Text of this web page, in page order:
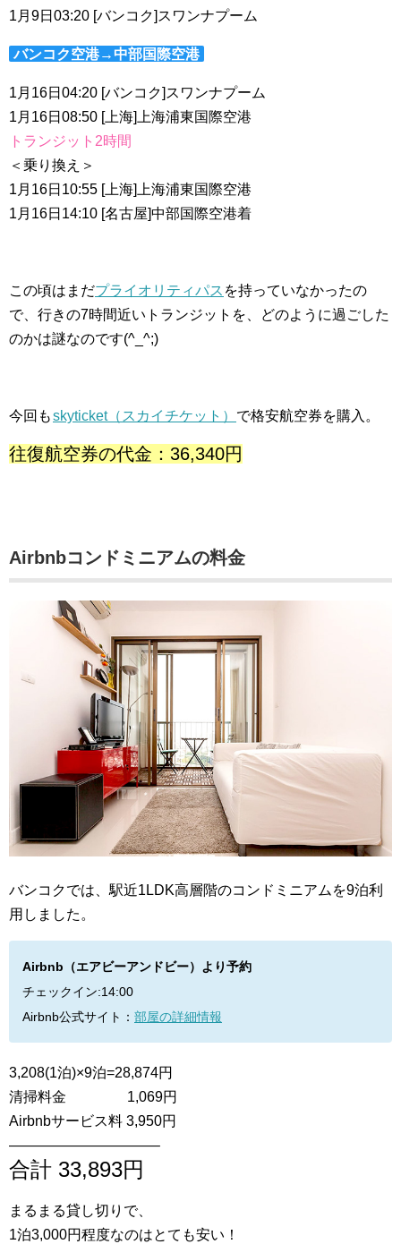
1月9日03:20 [バンコク]スワンナプーム
バンコク空港→中部国際空港
1月16日04:20 [バンコク]スワンナプーム
1月16日08:50 [上海]上海浦東国際空港
トランジット2時間
＜乗り換え＞
1月16日10:55 [上海]上海浦東国際空港
1月16日14:10 [名古屋]中部国際空港着
この頃はまだプライオリティパス を持っていなかったの
で、行きの7時間近いトランジットを、どのように過ごした
のかは謎なのです(^_^;)
今回もskyticket（スカイチケット） で格安航空券を購入。
往復航空券の代金：36,340円
Airbnbコンドミニアムの料金
バンコクでは、駅近1LDK高層階のコンドミニアムを9泊利
用しました。
Airbnb（エアビーアンドビー）より予約
チェックイン:14:00
Airbnb公式サイト： 部屋の詳細情報
3,208(1泊)×9泊=28,874円
清掃料金 1,069円
Airbnbサービス料 3,950円
——————————–
合計 33,893円
まるまる貸し切りで、
1泊3,000円程度なのはとても安い！